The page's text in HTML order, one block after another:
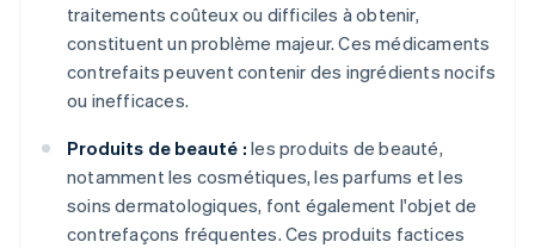
traitements coûteux ou difficiles à obtenir,
constituent un problème majeur. Ces médicaments
contrefaits peuvent contenir des ingrédients nocifs
ou inefficaces.
Produits de beauté : les produits de beauté,
notamment les cosmétiques, les parfums et les
soins dermatologiques, font également l'objet de
contrefaçons fréquentes. Ces produits factices